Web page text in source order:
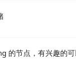
的节点，有兴趣的